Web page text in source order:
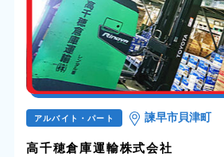
アルバイト・パート 諫早市貝津町
高千穂倉庫運輸株式会社